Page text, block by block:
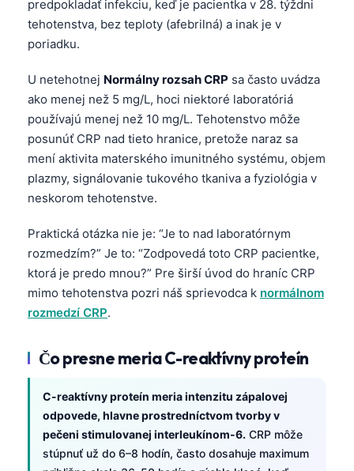
predpokladať infekciu, keď je pacientka v 28. týždni
tehotenstva, bez teploty (afebrilná) a inak je v
poriadku.
U netehotnej Normálny rozsah CRP sa často uvádza
ako menej než 5 mg/L, hoci niektoré laboratóriá
používajú menej než 10 mg/L. Tehotenstvo môže
posunúť CRP nad tieto hranice, pretože naraz sa
mení aktivita materského imunitného systému, objem
plazmy, signálovanie tukového tkaniva a fyziológia v
neskorom tehotenstve.
Praktická otázka nie je: “Je to nad laboratórnym
rozmedzím?” Je to: “Zodpovedá toto CRP pacientke,
ktorá je predo mnou?” Pre širší úvod do hraníc CRP
mimo tehotenstva pozri náš sprievodca k normálnom
rozmedzí CRP.
Čo presne meria C-reaktívny proteín
C-reaktívny proteín meria intenzitu zápalovej
odpovede, hlavne prostredníctvom tvorby v
pečeni stimulovanej interleukínom-6. CRP môže
stúpnuť už do 6–8 hodín, často dosahuje maximum